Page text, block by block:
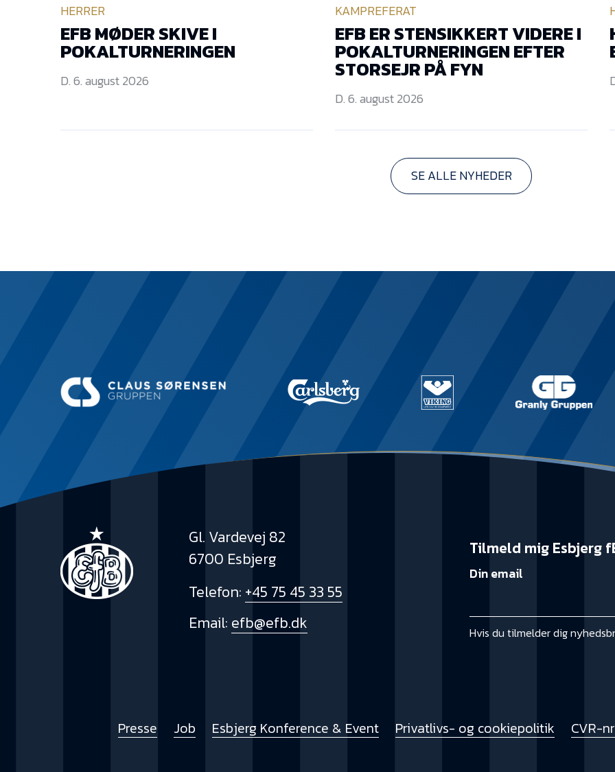
HERRER
EFB MØDER SKIVE I
POKALTURNERINGEN
D. 6. august 2026
KAMPREFERAT
EFB ER STENSIKKERT VIDERE I
POKALTURNERINGEN EFTER
STORSEJR PÅ FYN
D. 6. august 2026
SE ALLE NYHEDER
Gl. Vardevej 82
6700 Esbjerg
Telefon: +45 75 45 33 55
Email: efb@efb.dk
Presse Job Esbjerg Konference & Event Privatlivs- og cookiepolitik CVR-
Tilmeld mig Esbjerg
Din email
Hvis du tilmelder dig